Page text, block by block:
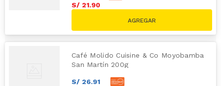
S/ 21.90
Café Molido Cuisine & Co Moyobamba
San Martín 200g
S/ 26.91